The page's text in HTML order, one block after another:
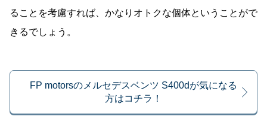
ることを考慮すれば、かなりオトクな個体ということがで
きるでしょう。
FP motorsのメルセデスベンツ S400dが気になる
方はコチラ！